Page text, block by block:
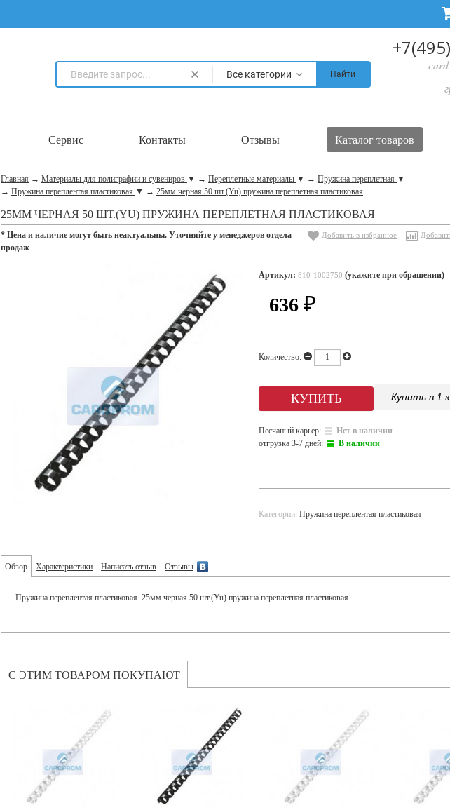
Все категории Найти
Сервис Контакты Отзывы Каталог товаров
Главная → Материалы для полиграфии и сувениров ▼ → Переплетные материалы ▼ → Пружина переплетная ▼
→ Пружина переплентая пластиковая ▼ → 25мм черная 50 шт.(Yu) пружина переплетная пластиковая
25ММ ЧЕРНАЯ 50 ШТ.(YU) ПРУЖИНА ПЕРЕПЛЕТНАЯ ПЛАСТИКОВАЯ
* Цена и наличие могут быть неактуальны. Уточняйте у менеджеров отдела
продаж
Добавить в избранное
Артикул: 810-1002750 (укажите при обращении)
636 ₽
Количество:
Купить в 1
Песчаный карьер:
Нет в наличии
отгрузка 3-7 дней:
В наличии
Категории: Пружина переплентая пластиковая
Обзор Характеристики Написать отзыв Отзывы
Пружина переплентая пластиковая. 25мм черная 50 шт.(Yu) пружина переплетная пластиковая
С ЭТИМ ТОВАРОМ ПОКУПАЮТ